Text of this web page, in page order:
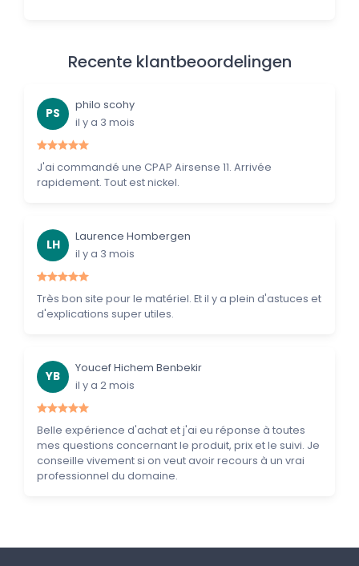
Recente klantbeoordelingen
PS
philo scohy
il y a 3 mois
J'ai commandé une CPAP Airsense 11. Arrivée
rapidement. Tout est nickel.
LH
Laurence Hombergen
il y a 3 mois
Très bon site pour le matériel. Et il y a plein d'astuces et
d'explications super utiles.
YB
Youcef Hichem Benbekir
il y a 2 mois
Belle expérience d'achat et j'ai eu réponse à toutes
mes questions concernant le produit, prix et le suivi. Je
conseille vivement si on veut avoir recours à un vrai
professionnel du domaine.